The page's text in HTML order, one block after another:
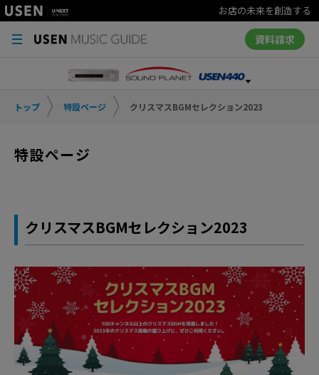
お店の未来を創造する
資料請求
トップ 特設ページ クリスマスBGMセレクション2023
特設ページ
クリスマスBGMセレクション2023